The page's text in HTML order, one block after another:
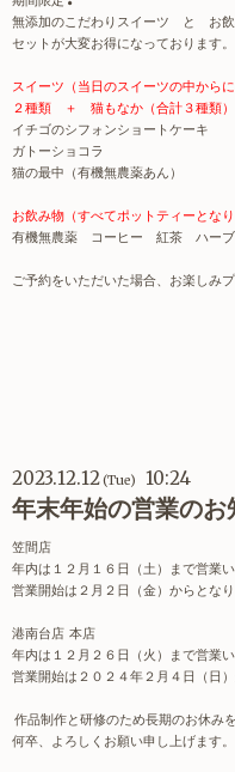
無添加のこだわりスイーツ と お飲
セットが大変お得になっております。
スイーツ（当日のスイーツの中から
２種類 ＋ 猫もなか（合計３種類）
イチゴのシフォンショートケーキ
ガトーショコラ
猫の最中（有機無農薬あん）
お飲み物（すべてポットティーとなり
有機無農薬 コーヒー 紅茶 ハーブ
ご予約をいただいた場合、お楽しみ
2023.12.12(Tue) 10:24
年末年始の営業のお
笠間店
年内は１２月１６日（土）まで営業い
営業開始は２月２日（金）からとなり
港南台店 本店
年内は１２月２６日（火）まで営業い
営業開始は２０２４年２月４日（日）
作品制作と研修のため長期のお休み
何卒、よろしくお願い申し上げます。